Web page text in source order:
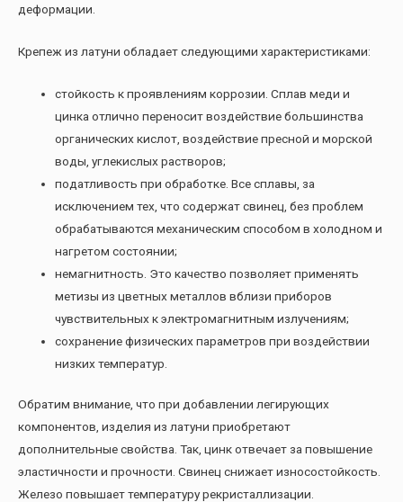
деформации.
Крепеж из латуни обладает следующими характеристиками:
стойкость к проявлениям коррозии. Сплав меди и
цинка отлично переносит воздействие большинства
органических кислот, воздействие пресной и морской
воды, углекислых растворов;
податливость при обработке. Все сплавы, за
исключением тех, что содержат свинец, без проблем
обрабатываются механическим способом в холодном и
нагретом состоянии;
немагнитность. Это качество позволяет применять
метизы из цветных металлов вблизи приборов
чувствительных к электромагнитным излучениям;
сохранение физических параметров при воздействии
низких температур.
Обратим внимание, что при добавлении легирующих
компонентов, изделия из латуни приобретают
дополнительные свойства. Так, цинк отвечает за повышение
эластичности и прочности. Свинец снижает износостойкость.
Железо повышает температуру рекристаллизации.